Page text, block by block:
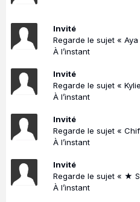
Invité
À l’instant
Invité
À l’instant
Invité
À l’instant
Invité
Regarde le sujet « ★
À l’instant